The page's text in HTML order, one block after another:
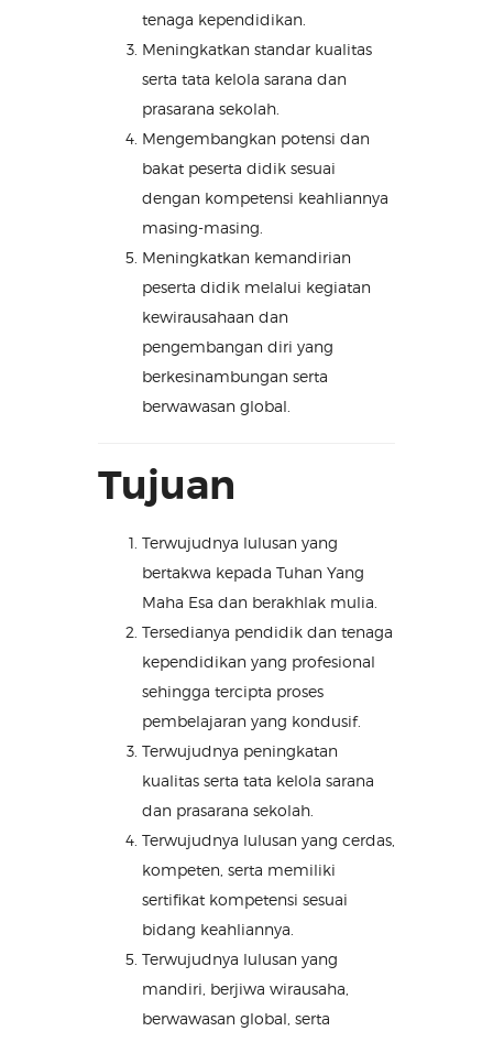
tenaga kependidikan.
Meningkatkan standar kualitas
serta tata kelola sarana dan
prasarana sekolah.
Mengembangkan potensi dan
bakat peserta didik sesuai
dengan kompetensi keahliannya
masing-masing.
Meningkatkan kemandirian
peserta didik melalui kegiatan
kewirausahaan dan
pengembangan diri yang
berkesinambungan serta
berwawasan global.
Tujuan
Terwujudnya lulusan yang
bertakwa kepada Tuhan Yang
Maha Esa dan berakhlak mulia.
Tersedianya pendidik dan tenaga
kependidikan yang profesional
sehingga tercipta proses
pembelajaran yang kondusif.
Terwujudnya peningkatan
kualitas serta tata kelola sarana
dan prasarana sekolah.
Terwujudnya lulusan yang cerdas,
kompeten, serta memiliki
sertifikat kompetensi sesuai
bidang keahliannya.
Terwujudnya lulusan yang
mandiri, berjiwa wirausaha,
berwawasan global, serta